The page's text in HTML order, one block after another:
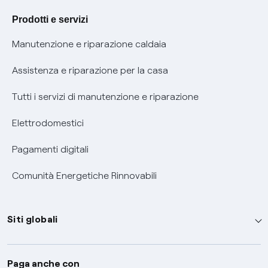
Agevolazione utenti con disabilità per offerte Fibra
Informativa RAEE
Prodotti e servizi
Manutenzione e riparazione caldaia
Assistenza e riparazione per la casa
Tutti i servizi di manutenzione e riparazione
Elettrodomestici
Pagamenti digitali
Comunità Energetiche Rinnovabili
Siti globali
Enel Group
Paga anche con